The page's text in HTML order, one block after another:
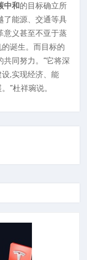
中和的目标确立所
了能源、交通等具
意义甚至不亚于蒸
诞生。而目标的
同努力。“它将深
,实现经济、能
”杜祥琬说。